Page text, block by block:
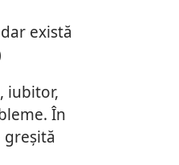
există
iubitor,
În
greșită